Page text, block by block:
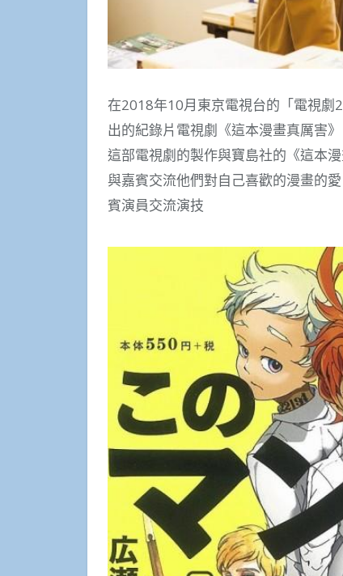
在2018年10月東京電視台的「電視劇
出的紀錄片電視劇《這本漫畫真厲害
這部電視劇的製作與寶島社的《這本
與嘉賓交流他們對自己喜歡的漫畫的
賓演員交流演技